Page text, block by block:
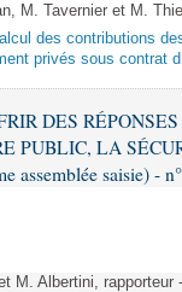
M. Tavernier et M.
des contributions
privés sous contrat
DES
PUBLIC, LA
assemblée saisie) -
M. Albertini,